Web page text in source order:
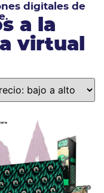
digitales de
a la
virtual